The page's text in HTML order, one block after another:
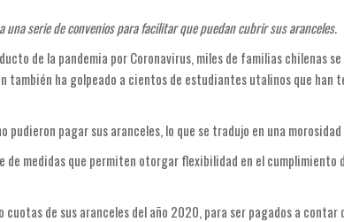
una serie de convenios para facilitar que puedan cubrir sus aranceles.
de la pandemia por Coronavirus, miles de familias chilenas
también ha golpeado a cientos de estudiantes utalinos que han
pudieron pagar sus aranceles, lo que se tradujo en una
medidas que permiten otorgar flexibilidad en el cumplimiento
de sus aranceles del año 2020, para ser pagados a